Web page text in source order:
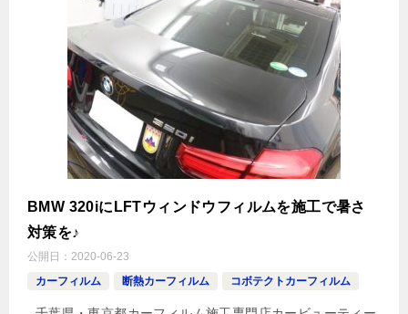
BMW 320iにLFTウィンドウフィルムを施工で暑さ
対策を♪
公開日： 2020-06-23
カーフィルム
断熱カーフィルム コボテクトカーフィルム